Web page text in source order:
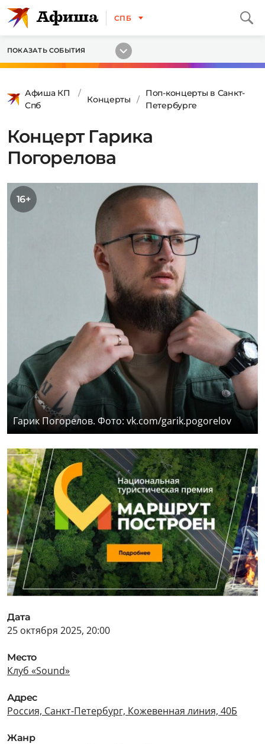
СПБ
ПОКАЗАТЬ СОБЫТИЯ
Афиша КП
Спб
Концерты
Поп-концерты в Санкт-
Петербурге
Концерт Гарика
Погорелова
16+
Гарик Погорелов. Фото: vk.com/garik.pogorelov
Дата
25 октября 2025, 20:00
Место
Клуб «Sound»
Адрес
Россия, Санкт-Петербург, Кожевенная линия, 40Б
Жанр